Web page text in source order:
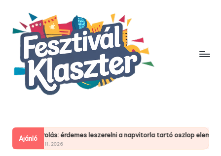
content
Ajánló
tárolás: érdemes leszerelni a napvitorla tartó oszlop elemeit?
11, 2026